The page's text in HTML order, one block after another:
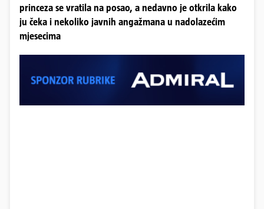
princeza se vratila na posao, a nedavno je otkrila kako
ju čeka i nekoliko javnih angažmana u nadolazećim
mjesecima